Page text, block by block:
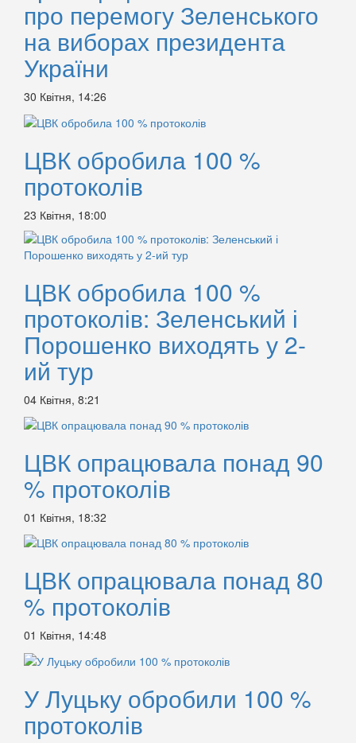
про перемогу Зеленського
на виборах президента
України
30 Квітня, 14:26
ЦВК обробила 100 %
протоколів
23 Квітня, 18:00
ЦВК обробила 100 %
протоколів: Зеленський і
Порошенко виходять у 2-
ий тур
04 Квітня, 8:21
ЦВК опрацювала понад 90
% протоколів
01 Квітня, 18:32
ЦВК опрацювала понад 80
% протоколів
01 Квітня, 14:48
У Луцьку обробили 100 %
протоколів